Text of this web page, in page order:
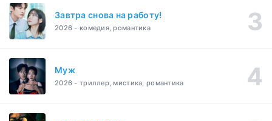
Завтра снова на работу!
2026 - комедия, романтика
Муж
2026 - триллер, мистика, романтика